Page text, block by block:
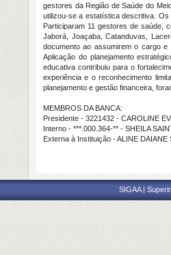
gestores da Região de Saúde do
utilizou-se a estatística descritiva. Os
Participaram 11 gestores de saúde,
Jaborá, Joaçaba, Catanduvas,
documento ao assumirem o cargo e
Aplicação do planejamento
educativa contribuiu para o
experiência e o reconhecimento
planejamento e gestão financeira,
MEMBROS DA BANCA:
Presidente - 3221432 - CAROLINE
Interno - ***.000.364-** - SHEILA
Externa à Instituição - ALINE DAIANE
SIGAA |